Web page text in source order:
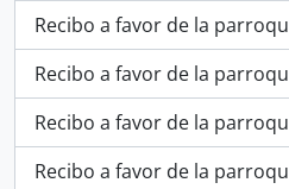
Recibo a favor de la
Recibo a favor de la
Recibo a favor de la
Recibo a favor de la